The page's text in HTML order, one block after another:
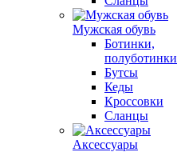
Мужская обувь
Ботинки,
полуботинки
Бутсы
Кеды
Кроссовки
Сланцы
Аксессуары